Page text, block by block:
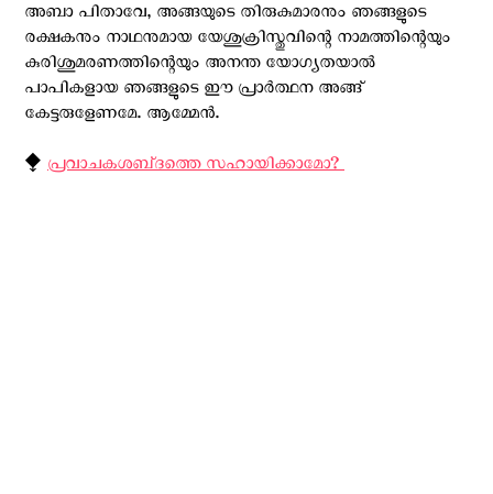
അബാ പിതാവേ, അങ്ങയുടെ തിരുകുമാരനും ഞങ്ങളുടെ
രക്ഷകനും നാഥനുമായ യേശുക്രിസ്തുവിന്റെ നാമത്തിന്റെയും
കുരിശുമരണത്തിന്റെയും അനന്ത യോഗ്യതയാൽ
പാപികളായ ഞങ്ങളുടെ ഈ പ്രാർത്ഥന അങ്ങ്
കേട്ടരുളേണമേ. ആമ്മേൻ.
⧪ പ്രവാചകശബ്‌ദത്തെ സഹായിക്കാമോ? ‍